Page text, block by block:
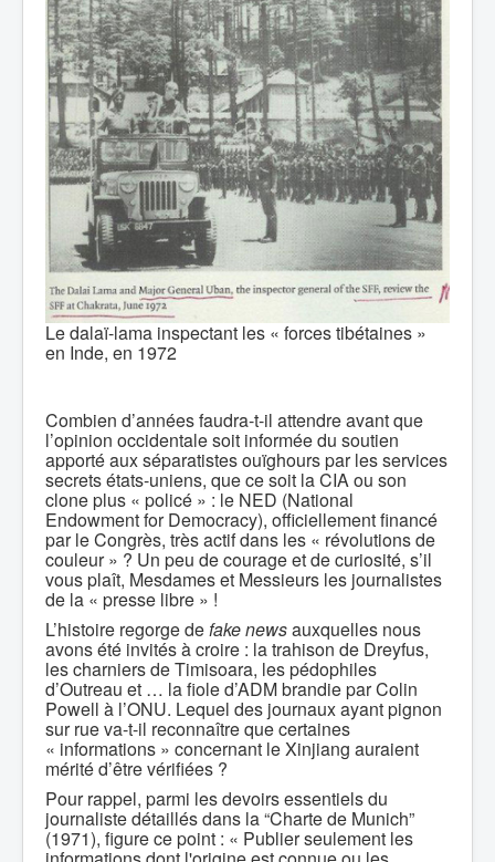
Le dalaï-lama inspectant les « forces tibétaines »
en Inde, en 1972
Combien d’années faudra-t-il attendre avant que
l’opinion occidentale soit informée du soutien
apporté aux séparatistes ouïghours par les services
secrets états-uniens, que ce soit la CIA ou son
clone plus « policé » : le NED (National
Endowment for Democracy), officiellement financé
par le Congrès, très actif dans les « révolutions de
couleur » ? Un peu de courage et de curiosité, s’il
vous plaît, Mesdames et Messieurs les journalistes
de la « presse libre » !
L’histoire regorge defake newsauxquelles nous
avons été invités à croire : la trahison de Dreyfus,
les charniers de Timisoara, les pédophiles
d’Outreau et … la fiole d’ADM brandie par Colin
Powell à l’ONU. Lequel des journaux ayant pignon
sur rue va-t-il reconnaître que certaines
« informations » concernant le Xinjiang auraient
mérité d’être vérifiées ?
Pour rappel, parmi les devoirs essentiels du
journaliste détaillés dans la “Charte de Munich”
(1971), figure ce point : « Publier seulement les